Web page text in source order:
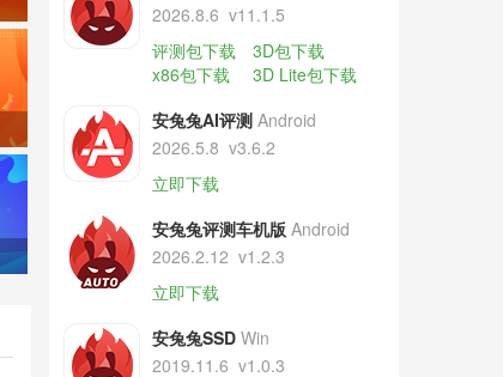
2026.8.6 v11.1.5
评测包下载
3D包下载
x86包下载
3D Lite包下载
安兔兔AI评测 Android
2026.5.8 v3.6.2
立即下载
安兔兔评测车机版 Android
2026.2.12 v1.2.3
立即下载
安兔兔SSD Win
2019.11.6 v1.0.3